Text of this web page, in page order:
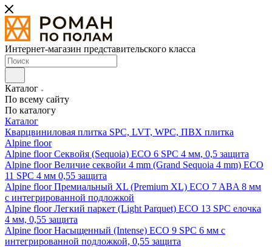
Интернет-магазин представительского класса
Каталог
По всему сайту
По каталогу
Каталог
Кварцвиниловая плитка SPC, LVT, WPC, ПВХ плитка
Alpine floor
Alpine floor Секвойя (Sequoia) ECO 6 SPC 4 мм, 0,5 защита
Alpine floor Величие секвойи 4 mm (Grand Sequoia 4 mm) ECO
11 SPC 4 мм 0,55 защита
Alpine floor Премиальный XL (Premium XL) ECO 7 ABA 8 мм
с интегрированной подложкой
Alpine floor Легкий паркет (Light Parquet) ECO 13 SPC елочка
4 мм, 0,55 защита
Alpine floor Насыщенный (Intense) ECO 9 SPC 6 мм с
интегрированной подложкой, 0,55 защита